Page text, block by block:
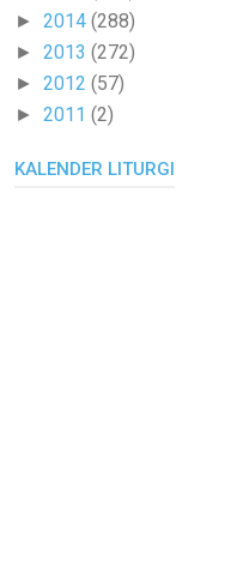
► 2014 (288)
► 2013 (272)
► 2012 (57)
► 2011 (2)
KALENDER LITURGI